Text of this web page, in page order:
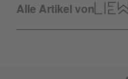
Alle Artikel von